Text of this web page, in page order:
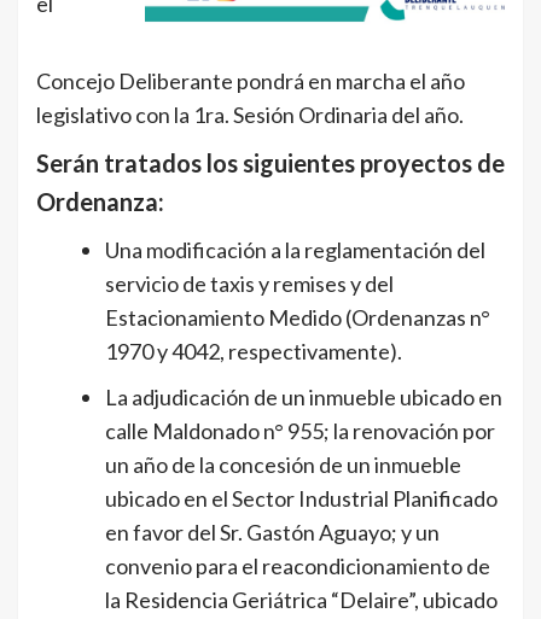
Concejo Deliberante pondrá en marcha el año
legislativo con la 1ra. Sesión Ordinaria del año.
Serán tratados los siguientes proyectos de
Ordenanza:
Una modificación a la reglamentación del
servicio de taxis y remises y del
Estacionamiento Medido (Ordenanzas n°
1970 y 4042, respectivamente).
La adjudicación de un inmueble ubicado en
calle Maldonado n° 955; la renovación por
un año de la concesión de un inmueble
ubicado en el Sector Industrial Planificado
en favor del Sr. Gastón Aguayo; y un
convenio para el reacondicionamiento de
la Residencia Geriátrica “Delaire”, ubicado